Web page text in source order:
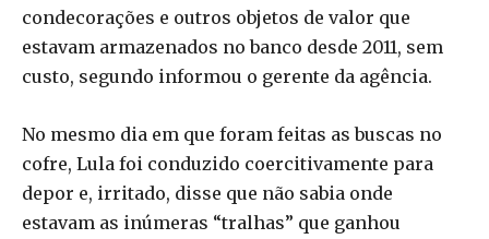
condecorações e outros objetos de valor que
estavam armazenados no banco desde 2011, sem
custo, segundo informou o gerente da agência.
No mesmo dia em que foram feitas as buscas no
cofre, Lula foi conduzido coercitivamente para
depor e, irritado, disse que não sabia onde
estavam as inúmeras “tralhas” que ganhou